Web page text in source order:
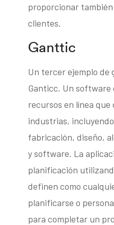
proporcionar
clientes.
Ganttic
Un tercer ejemplo de
Ganticc. Un software
recursos en línea que
industrias,
fabricación, diseño,
y software. La
planificación
definen como
planificarse o
para completar un